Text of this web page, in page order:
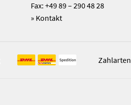
Fax: +49 89 – 290 48 28
» Kontakt
Zahlarten